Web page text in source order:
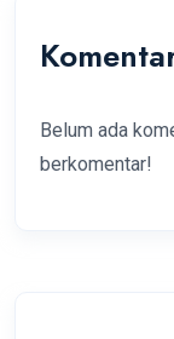
Belum ada
berkomentar!